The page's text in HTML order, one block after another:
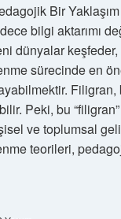
Bir
bilgi aktarımı
dünyalar
sürecinde en
Peki, bu
ve toplumsal
teorileri,